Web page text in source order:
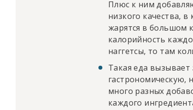
Плюс к ним
низкого качества,
жарятся в большом
калорийность
наггетсы, то там
Такая еда вызывает
гастрономическую,
много разных
каждого